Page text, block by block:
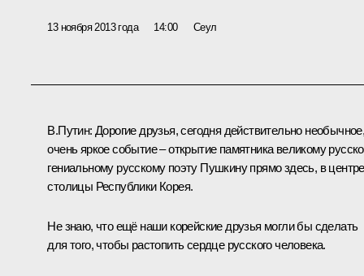
13 ноября 2013 года 14:00 Сеул
В.Путин: Дорогие друзья, сегодня действительно
очень яркое событие – открытие памятника великому
гениальному русскому поэту Пушкину прямо здесь, в центре
столицы Республики Корея.
Не знаю, что ещё наши корейские друзья могли бы сделать
для того, чтобы растопить сердце русского человека.